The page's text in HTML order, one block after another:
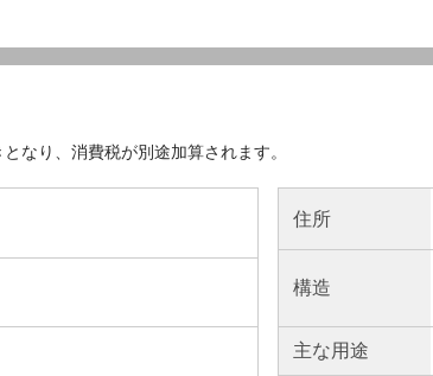
なり、消費税が別途加算されます。
住所
構造
主な用途